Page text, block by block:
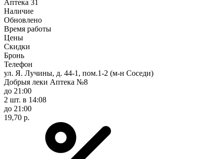
Аптека 31
Наличие
Обновлено
Время работы
Цены
Скидки
Бронь
Телефон
ул. Я. Лучины, д. 44-1, пом.1-2 (м-н Соседи)
Добрыя леки Аптека №8
до 21:00
2 шт. в 14:08
до 21:00
19,70 р.